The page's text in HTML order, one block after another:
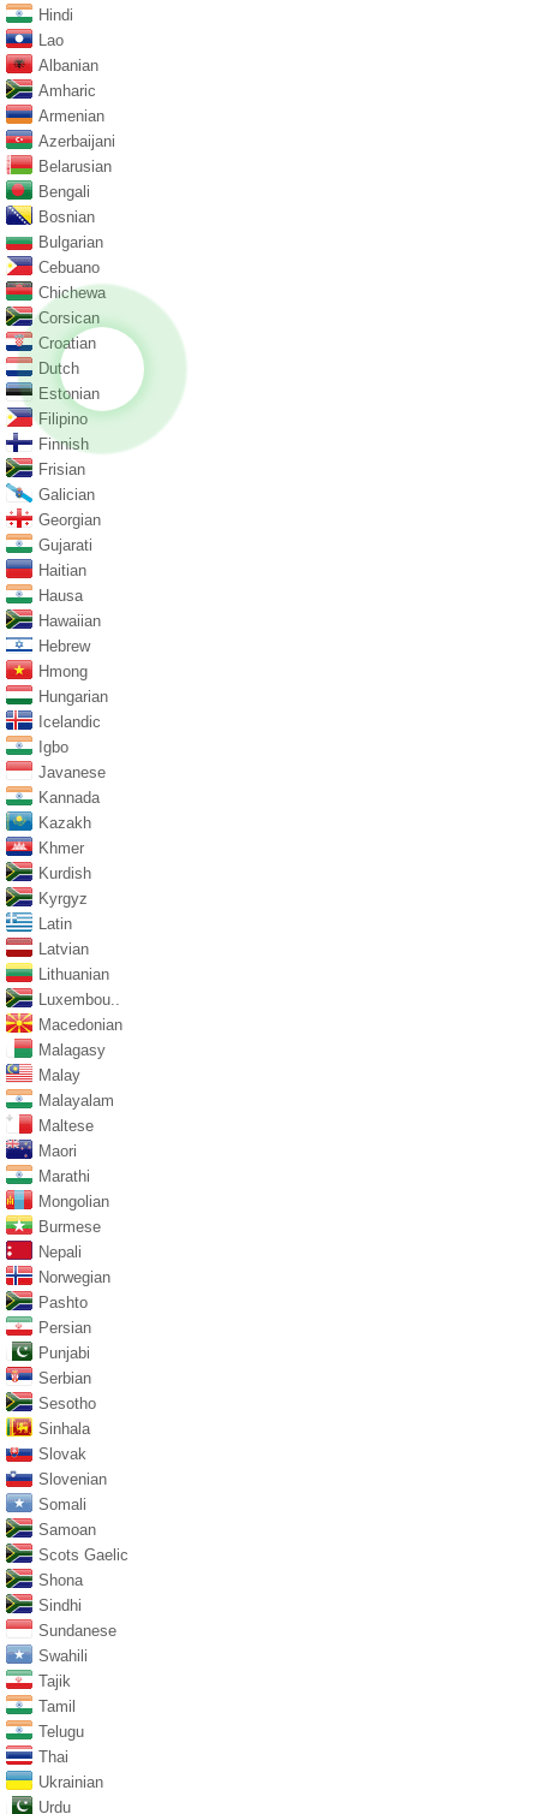
Hindi
Lao
Albanian
Amharic
Armenian
Azerbaijani
Belarusian
Bengali
Bosnian
Bulgarian
Cebuano
Chichewa
Corsican
Croatian
Dutch
Estonian
Filipino
Finnish
Frisian
Galician
Georgian
Gujarati
Haitian
Hausa
Hawaiian
Hebrew
Hmong
Hungarian
Icelandic
Igbo
Javanese
Kannada
Kazakh
Khmer
Kurdish
Kyrgyz
Latin
Latvian
Lithuanian
Luxembou..
Macedonian
Malagasy
Malay
Malayalam
Maltese
Maori
Marathi
Mongolian
Burmese
Nepali
Norwegian
Pashto
Persian
Punjabi
Serbian
Sesotho
Sinhala
Slovak
Slovenian
Somali
Samoan
Scots Gaelic
Shona
Sindhi
Sundanese
Swahili
Tajik
Tamil
Telugu
Thai
Ukrainian
Urdu